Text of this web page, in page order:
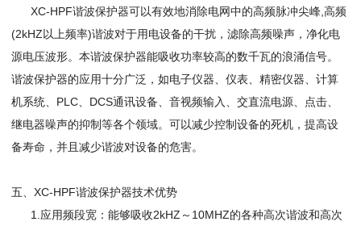
XC-HPF谐波保护器可以有效地消除电网中的高频脉冲尖峰,高频
(2kHZ以上频率)谐波对于用电设备的干扰，滤除高频噪声，净化电
源电压波形。本谐波保护器能吸收功率较高的数千瓦的浪涌信号。
谐波保护器的应用十分广泛，如电子仪器、仪表、精密仪器、计算
机系统、PLC、DCS通讯设备、音视频输入、交直流电源、点击、
继电器噪声的抑制等各个领域。可以减少控制设备的死机，提高设
备寿命，并且减少谐波对设备的危害。
五、XC-HPF谐波保护器技术优势
1.应用频段宽：能够吸收2kHZ～10MHZ的各种高次谐波和高次